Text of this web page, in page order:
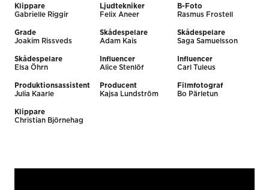
Klippare
Gabrielle Riggir
Ljudtekniker
Felix Aneer
B-Foto
Rasmus Frostell
Grade
Joakim Rissveds
Skådespelare
Adam Kais
Skådespelare
Saga Samuelsson
Skådespelare
Elsa Öhrn
Influencer
Alice Stenlöf
Influencer
Carl Tuleus
Produktionsassistent
Julia Kaarle
Producent
Kajsa Lundström
Filmfotograf
Bo Pärletun
Klippare
Christian Björnehag